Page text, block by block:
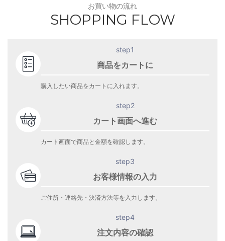
お買い物の流れ
SHOPPING FLOW
step1
商品をカートに
購入したい商品をカートに入れます。
step2
カート画面へ進む
カート画面で商品と金額を確認します。
step3
お客様情報の入力
ご住所・連絡先・決済方法等を入力します。
step4
注文内容の確認